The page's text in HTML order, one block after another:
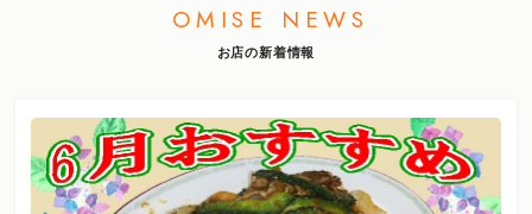
OMISE NEWS
お店の新着情報